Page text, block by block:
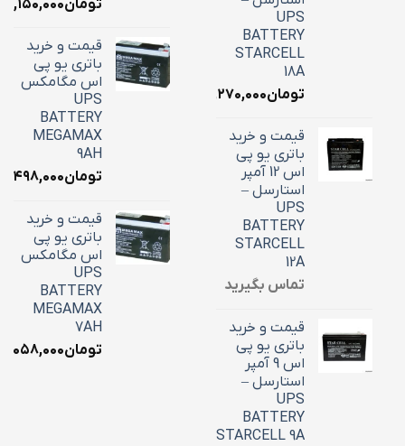
UPS
BATTERY
STARCELL
18A
تومان۶,۲۷۰,۰۰۰
قیمت و خرید
باتری یو پی
اس 12 آمپر
استارسل –
UPS
BATTERY
STARCELL
12A
تماس بگیرید
قیمت و خرید
باتری یو پی
اس 9 آمپر
استارسل –
UPS
BATTERY
STARCELL 9A
تومان۷,۱۵۰,۰۰۰
قیمت و خرید
باتری یو پی
اس مگامکس
UPS
BATTERY
MEGAMAX
9AH
تومان
قیمت و خرید
باتری یو پی
اس مگامکس
UPS
BATTERY
MEGAMAX
7AH
تومان